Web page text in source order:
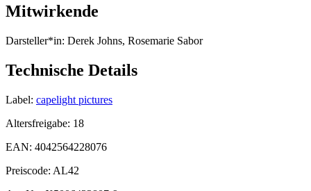
Mitwirkende
Darsteller*in: Derek Johns, Rosemarie Sabor
Technische Details
Label: capelight pictures
Altersfreigabe: 18
EAN: 4042564228076
Preiscode: AL42